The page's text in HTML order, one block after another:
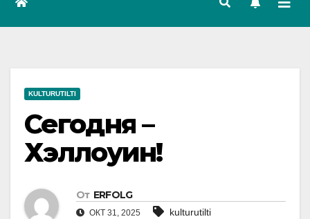
KULTURUTILTI
Сегодня –
Хэллоуин!
От ERFOLG
ОКТ 31, 2025 kulturutilti